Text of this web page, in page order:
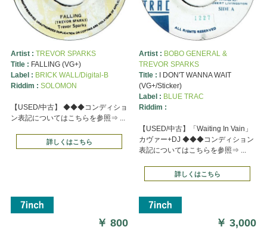
Artist : TREVOR SPARKS
Title : FALLING (VG+)
Label : BRICK WALL/Digital-B
Riddim : SOLOMON
【USED/中古】 ◆◆◆コンディショ
ン表記についてはこちらを参照⇒ ...
詳しくはこちら
￥800
Artist : BOBO GENERAL &
TREVOR SPARKS
Title : I DON'T WANNA WAIT
(VG+/Sticker)
Label : BLUE TRAC
Riddim :
【USED/中古】「Waiting In Vain」
カヴァー+DJ ◆◆◆コンディション
表記についてはこちらを参照⇒ ...
詳しくはこちら
￥3,000